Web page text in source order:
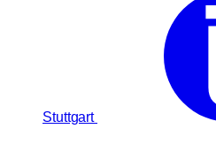
Stuttgart